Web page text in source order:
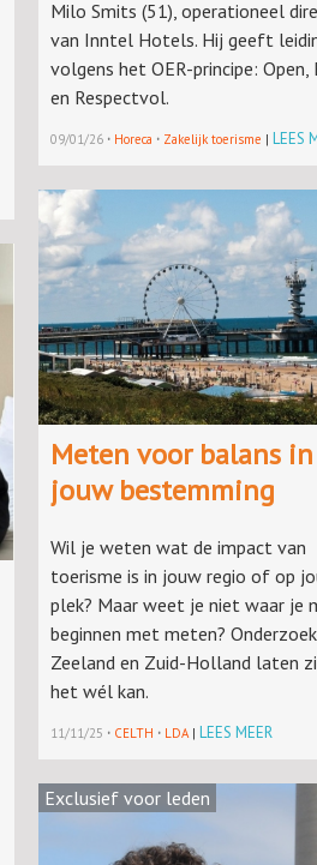
Milo Smits (51), operationeel
van Inntel Hotels. Hij geeft
volgens het OER-principe: Open,
en Respectvol.
09/01/26 · Horeca · Zakelijk toerisme | LEES
Meten voor balans in
jouw bestemming
Wil je weten wat de impact van
toerisme is in jouw regio of op
plek? Maar weet je niet waar je
beginnen met meten?
Zeeland en Zuid-Holland laten
het wél kan.
11/11/25 · CELTH · LDA| LEES MEER
Exclusief voor leden